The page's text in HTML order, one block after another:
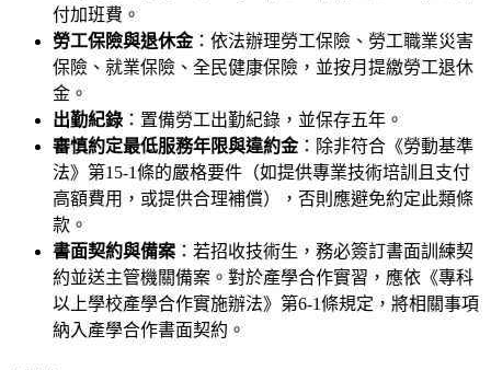
付加班費。
勞工保險與退休金：依法辦理勞工保險、勞工職業災害
保險、就業保險、全民健康保險，並按月提繳勞工退休
金。
出勤紀錄 ：置備勞工出勤紀錄，並保存五年。
審慎約定最低服務年限與違約金：除非符合《勞動基準
法》第15-1條的嚴格要件（如提供專業技術培訓且支付
高額費用，或提供合理補償），否則應避免約定此類條
款。
書面契約與備案 ：若招收技術生，務必簽訂書面訓練契
約並送主管機關備案。對於產學合作實習，應依《專科
以上學校產學合作實施辦法》第6-1條規定，將相關事項
納入產學合作書面契約。